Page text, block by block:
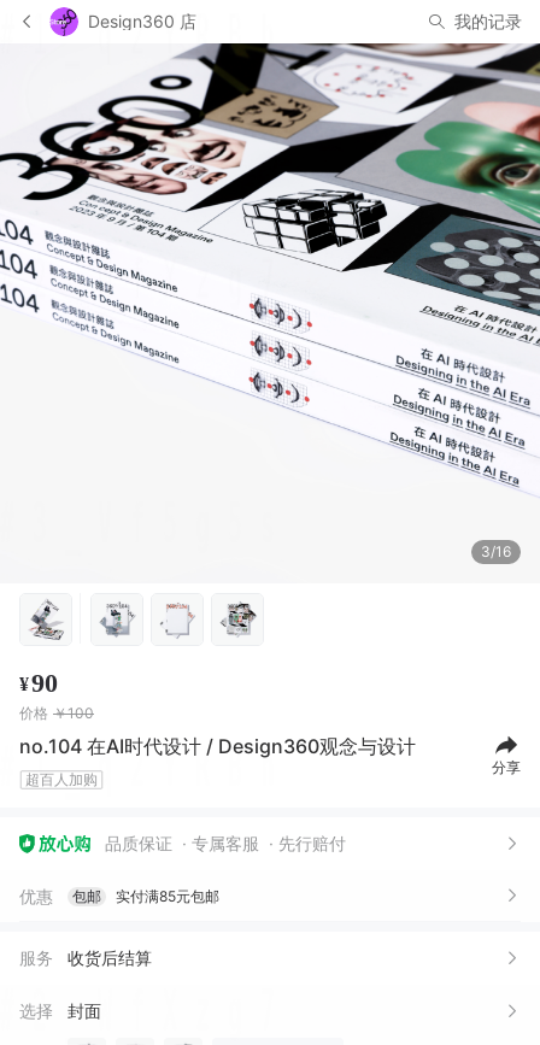
Design360 店 我的记录
3/16
¥90
价格 ￥100
no.104 在AI时代设计 / Design360观念与设计
超百人加购
分享
品质保证 专属客服 先行赔付
优惠 包邮 实付满85元包邮
服务 收货后结算
选择 封面